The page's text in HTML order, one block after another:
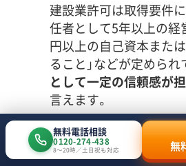
建設業許可は取得要件
任者として5年以上の経
円以上の自己資本また
ること」などが定められ
として一定の信頼感が
言えます。
しかし解体工事業登録
者が信頼に欠けるわけ
無料電話相談
0120-274-438
8〜20時／土日祝も対応 無